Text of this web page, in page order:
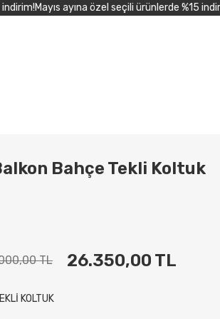
Mayıs ayına özel seçili ürünlerde %15
Bahçe Tekli Koltuk
TL 26.350,00 TL
KOLTUK